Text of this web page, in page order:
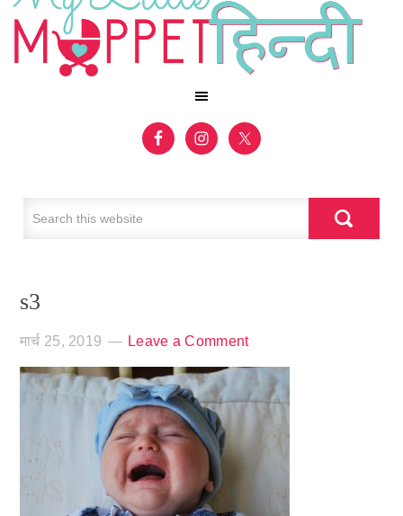
s3
मार्च 25, 2019 Leave a Comment